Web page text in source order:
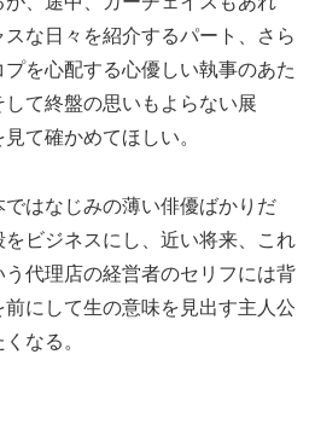
な日々を紹介するパート、さら
を心配する心優しい執事のあた
て終盤の思いもよらない展
て確かめてほしい。
はなじみの薄い俳優ばかりだ
ビジネスにし、近い将来、これ
代理店の経営者のセリフには背
にして生の意味を見出す主人公
なる。